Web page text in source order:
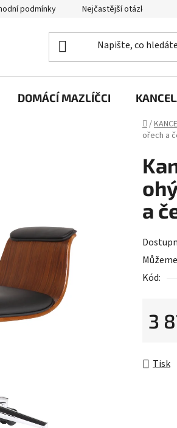
podmínky Nejčastější otázky
DOMÁCÍ MAZLÍČCI
Domů
/
ořech a
a
Kód:
3
Tisk